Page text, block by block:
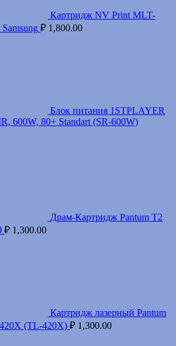
Картридж NV Print MLT-
₽ 1,800.00
Блок питания 1STPLAYER
600W, 80+ Standart (SR-600W)
Драм-Картридж Pantum T2
₽ 1,300.00
Картридж лазерный Pantum
(TL-420X) ₽ 1,300.00